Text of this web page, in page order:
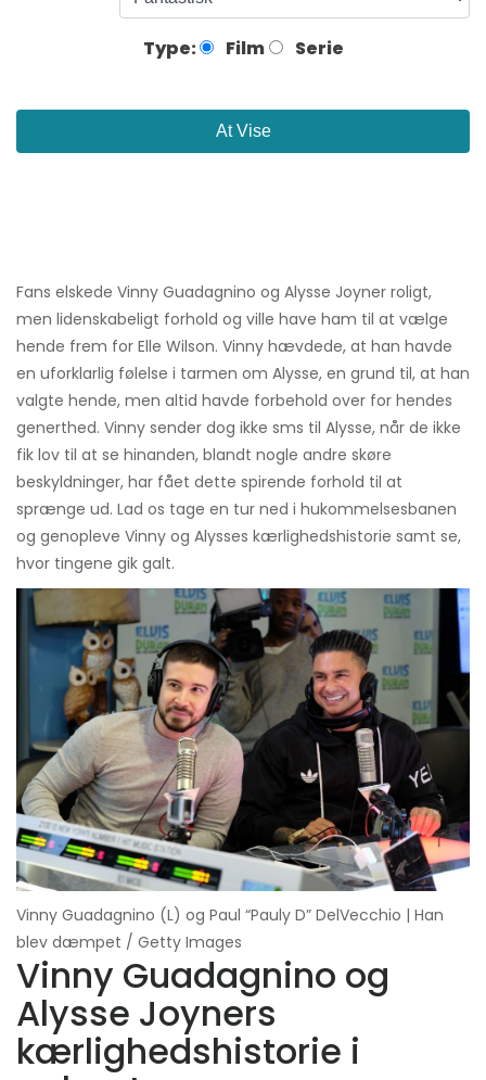
Type: Film Serie
At Vise
Fans elskede Vinny Guadagnino og Alysse Joyner roligt,
men lidenskabeligt forhold og ville have ham til at vælge
hende frem for Elle Wilson. Vinny hævdede, at han havde
en uforklarlig følelse i tarmen om Alysse, en grund til, at han
valgte hende, men altid havde forbehold over for hendes
generthed. Vinny sender dog ikke sms til Alysse, når de ikke
fik lov til at se hinanden, blandt nogle andre skøre
beskyldninger, har fået dette spirende forhold til at
sprænge ud. Lad os tage en tur ned i hukommelsesbanen
og genopleve Vinny og Alysses kærlighedshistorie samt se,
hvor tingene gik galt.
Vinny Guadagnino (L) og Paul “Pauly D” DelVecchio | Han
blev dæmpet / Getty Images
Vinny Guadagnino og
Alysse Joyners
kærlighedshistorie i